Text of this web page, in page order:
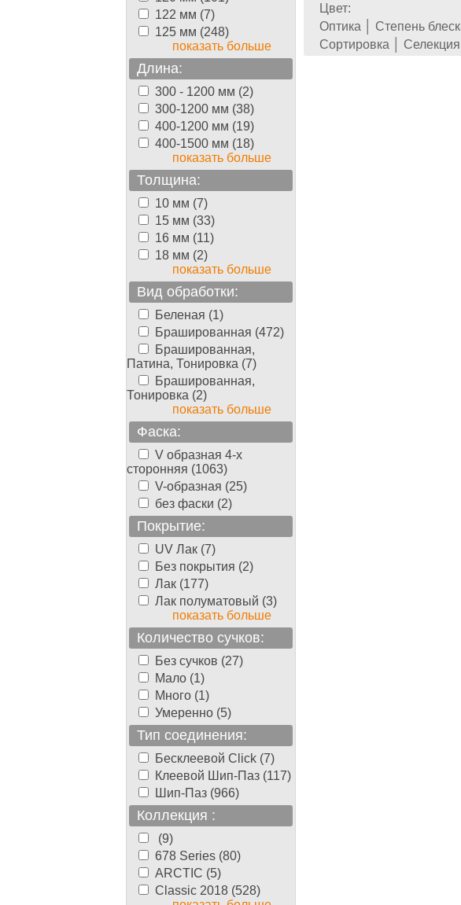
122 мм (7)
125 мм (248)
показать больше
Длина:
300 - 1200 мм (2)
300-1200 мм (38)
400-1200 мм (19)
400-1500 мм (18)
показать больше
Толщина:
10 мм (7)
15 мм (33)
16 мм (11)
18 мм (2)
показать больше
Вид обработки:
Беленая (1)
Брашированная (472)
Брашированная,
Патина, Тонировка (7)
Брашированная,
Тонировка (2)
показать больше
Фаска:
V образная 4-х
сторонняя (1063)
V-образная (25)
без фаски (2)
Покрытие:
UV Лак (7)
Без покрытия (2)
Лак (177)
Лак полуматовый (3)
показать больше
Количество сучков:
Без сучков (27)
Мало (1)
Много (1)
Умеренно (5)
Тип соединения:
Бесклеевой Click (7)
Клеевой Шип-Паз (117)
Шип-Паз (966)
Коллекция :
(9)
678 Series (80)
ARCTIC (5)
Classic 2018 (528)
Цвет:
Оптика │ Степень
Сортировка │